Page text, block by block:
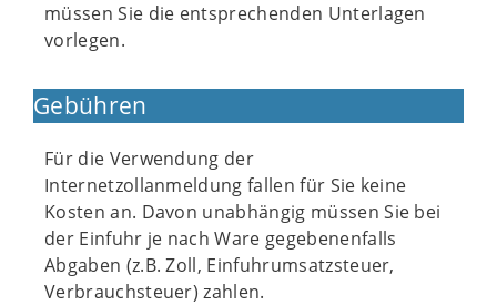
müssen Sie die entsprechenden Unterlagen
vorlegen.
Gebühren
Für die Verwendung der
Internetzollanmeldung fallen für Sie keine
Kosten an. Davon unabhängig müssen Sie bei
der Einfuhr je nach Ware gegebenenfalls
Abgaben (z.B. Zoll, Einfuhrumsatzsteuer,
Verbrauchsteuer) zahlen.